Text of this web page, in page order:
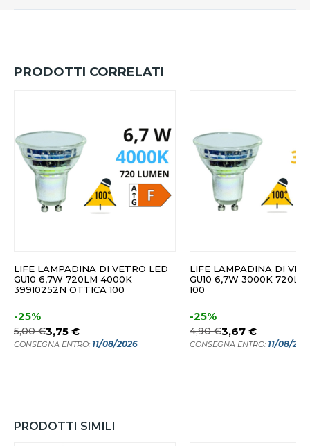
PRODOTTI CORRELATI
LIFE LAMPADINA DI VETRO LED
GU10 6,7W 720LM 4000K
39910252N OTTICA 100
-25%
5,00 €3,75 €
CONSEGNA ENTRO: 11/08/2026
LIFE LAMPADINA DI
GU10 6,7W 3000K
100
-25%
4,90 €3,67 €
CONSEGNA ENTRO: 11/08/
PRODOTTI SIMILI